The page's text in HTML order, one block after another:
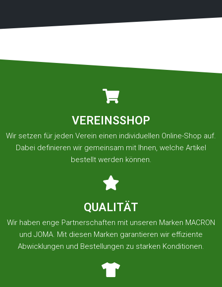
VEREINSSHOP
Wir setzen für jeden Verein einen individuellen Online-Shop auf.
Dabei definieren wir gemeinsam mit Ihnen, welche Artikel
bestellt werden können.
QUALITÄT
Wir haben enge Partnerschaften mit unseren Marken MACRON
und JOMA. Mit diesen Marken garantieren wir effiziente
Abwicklungen und Bestellungen zu starken Konditionen.